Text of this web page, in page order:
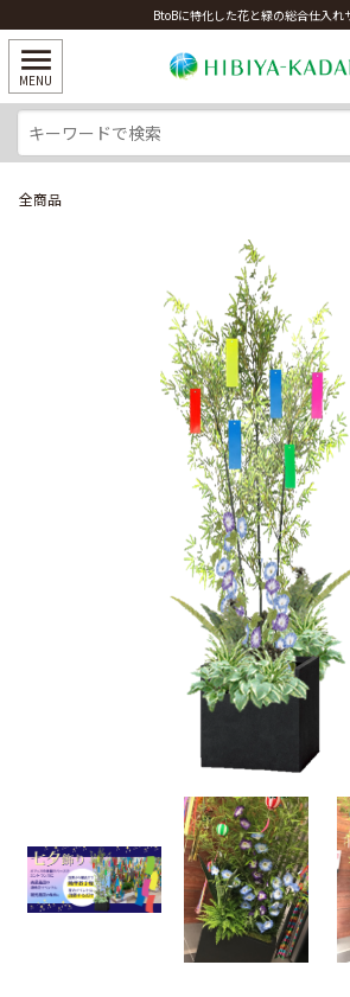
BtoBに特化した花と緑の総合仕入れ
全商品